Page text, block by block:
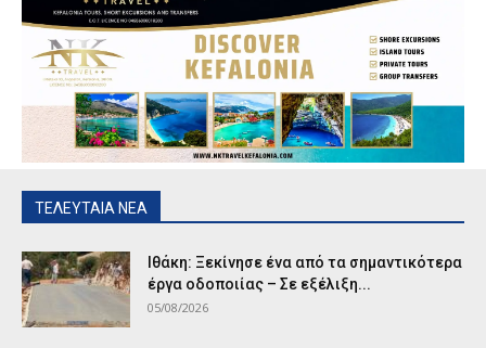
ΤΕΛΕΥΤΑΙΑ ΝΕΑ
Ιθάκη: Ξεκίνησε ένα από τα σημαντικότερα
έργα οδοποιίας – Σε εξέλιξη...
05/08/2026